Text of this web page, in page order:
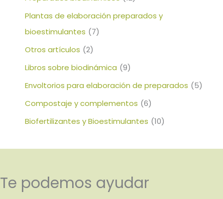
Plantas de elaboración preparados y
bioestimulantes (7)
Otros artículos (2)
Libros sobre biodinámica (9)
Envoltorios para elaboración de preparados (5)
Compostaje y complementos (6)
Biofertilizantes y Bioestimulantes (10)
Te podemos ayudar